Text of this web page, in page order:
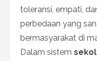
toleransi, empati,
perbedaan yang
bermasyarakat di
Dalam sistem